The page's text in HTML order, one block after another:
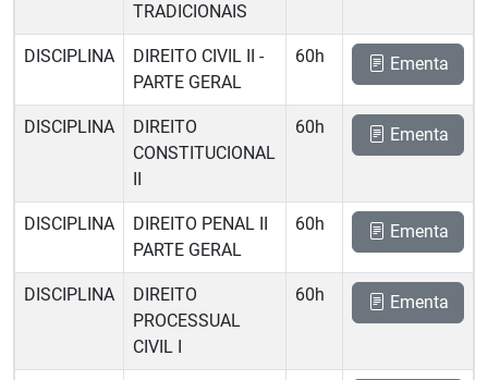
TRADICIONAIS
DISCIPLINA
DIREITO CIVIL II -
PARTE GERAL
60h Ementa
DISCIPLINA
DIREITO
CONSTITUCIONAL
II
60h Ementa
DISCIPLINA
DIREITO PENAL II 
PARTE GERAL
60h Ementa
DISCIPLINA
DIREITO
PROCESSUAL
CIVIL I
60h Ementa